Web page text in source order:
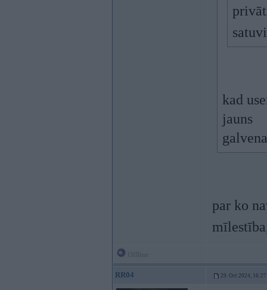
kad
jauns
par ko
RR04 29. Oct 2024, 16:27